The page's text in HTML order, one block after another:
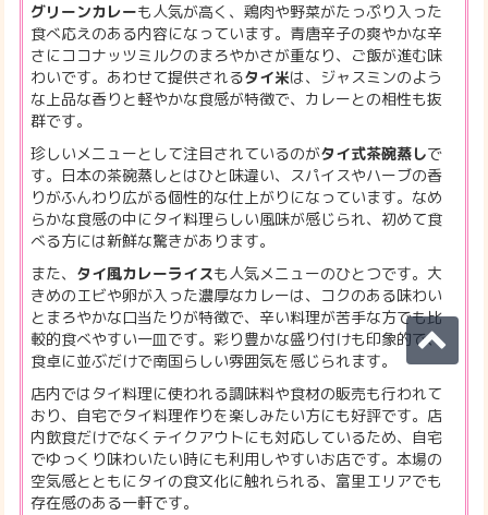
グリーンカレーも人気が高く、鶏肉や野菜がたっぷり入った
食べ応えのある内容になっています。青唐辛子の爽やかな辛
さにココナッツミルクのまろやかさが重なり、ご飯が進む味
わいです。あわせて提供されるタイ米は、ジャスミンのよう
な上品な香りと軽やかな食感が特徴で、カレーとの相性も抜
群です。
珍しいメニューとして注目されているのがタイ式茶碗蒸しで
す。日本の茶碗蒸しとはひと味違い、スパイスやハーブの香
りがふんわり広がる個性的な仕上がりになっています。なめ
らかな食感の中にタイ料理らしい風味が感じられ、初めて食
べる方には新鮮な驚きがあります。
また、 タイ風カレーライスも人気メニューのひとつです。大
きめのエビや卵が入った濃厚なカレーは、コクのある味わい
とまろやかな口当たりが特徴で、辛い料理が苦手な方でも比
較的食べやすい一皿です。彩り豊かな盛り付けも印象的で、
食卓に並ぶだけで南国らしい雰囲気を感じられます。
店内ではタイ料理に使われる調味料や食材の販売も行われて
おり、自宅でタイ料理作りを楽しみたい方にも好評です。店
内飲食だけでなくテイクアウトにも対応しているため、自宅
でゆっくり味わいたい時にも利用しやすいお店です。本場の
空気感とともにタイの食文化に触れられる、富里エリアでも
存在感のある一軒です。